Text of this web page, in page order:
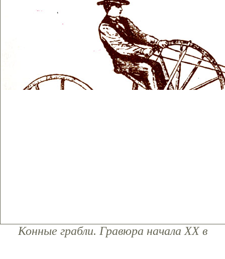
Конные грабли. Гравюра начала XX в